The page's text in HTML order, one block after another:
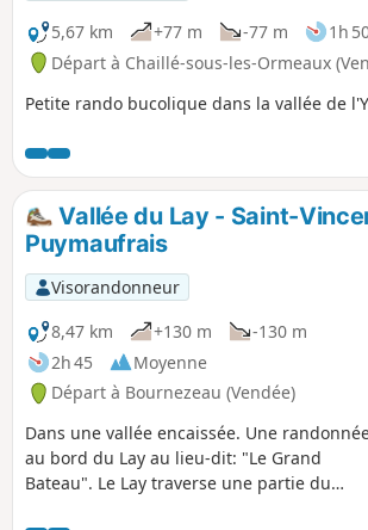
5,67 km
+77 m -77 m 1h
Départ à Chaillé-sous-les-Ormeaux
Petite rando bucolique dans la vallée de
Vallée du Lay - Saint-
Puymaufrais
Visorandonneur
8,47 km
+130 m
-130 m
2h 45
Moyenne
Départ à Bournezeau (Vendée)
Dans une vallée encaissée. Une
au bord du Lay au lieu-dit: "Le Grand
Bateau". Le Lay traverse une partie du